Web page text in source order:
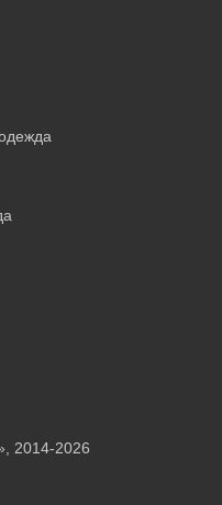
2014-2026